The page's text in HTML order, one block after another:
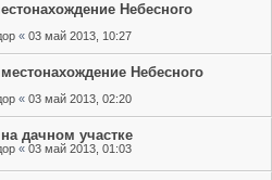
Небесного
« 03 май 2013, 10:27
Небесного
« 03 май 2013, 02:20
дачном участке
« 03 май 2013, 01:03